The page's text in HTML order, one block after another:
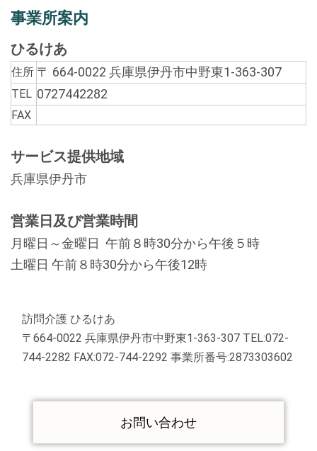
事業所案内
ひるけあ
住所 〒 664-0022 兵庫県伊丹市中野東1-363-307
TEL 0727442282
FAX
サービス提供地域
兵庫県伊丹市
営業日及び営業時間
月曜日～金曜日 午前８時30分から午後５時
土曜日 午前８時30分から午後12時
訪問介護 ひるけあ
〒664-0022 兵庫県伊丹市中野東1-363-307 TEL:072-
744-2282 FAX:072-744-2292 事業所番号:2873303602
お問い合わせ